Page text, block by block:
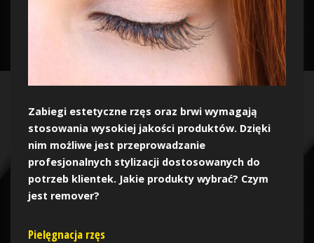
Zabiegi estetyczne rzęs oraz brwi wymagają
stosowania wysokiej jakości produktów. Dzięki
nim możliwe jest przeprowadzanie
profesjonalnych stylizacji dostosowanych do
potrzeb klientek. Jakie produkty wybrać? Czym
jest remover?
Pielęgnacja rzęs